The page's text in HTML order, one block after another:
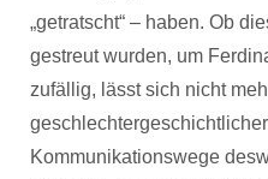
„getratscht“ – haben. Ob
gestreut wurden, um
zufällig, lässt sich nicht
Kommunikationswege